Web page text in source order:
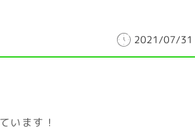
2021/07/31
います！